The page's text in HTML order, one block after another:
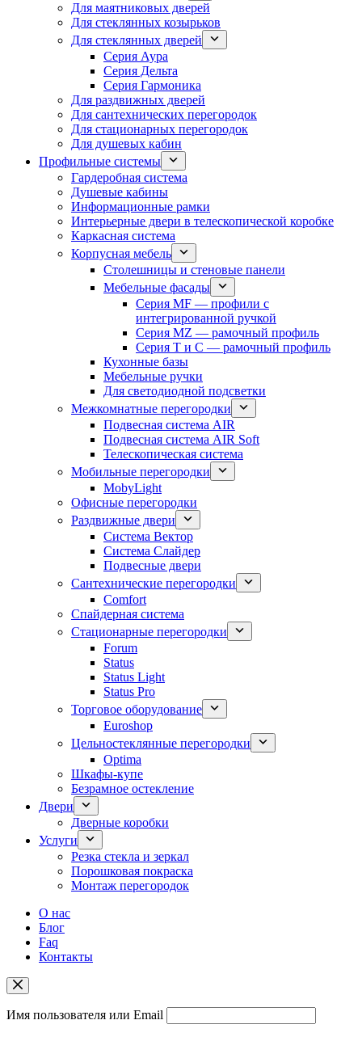
Для маятниковых дверей
Для стеклянных козырьков
Для стеклянных дверей
Серия Аура
Серия Дельта
Серия Гармоника
Для раздвижных дверей
Для сантехнических перегородок
Для стационарных перегородок
Для душевых кабин
Профильные системы
Гардеробная система
Душевые кабины
Информационные рамки
Интерьерные двери в телескопической коробке
Каркасная система
Корпусная мебель
Столешницы и стеновые панели
Мебельные фасады
Серия MF — профили с
интегрированной ручкой
Серия MZ — рамочный профиль
Серия T и C — рамочный профиль
Кухонные базы
Мебельные ручки
Для светодиодной подсветки
Межкомнатные перегородки
Подвесная система AIR
Подвесная система AIR Soft
Телескопическая система
Мобильные перегородки
MobyLight
Офисные перегородки
Раздвижные двери
Система Вектор
Система Слайдер
Подвесные двери
Сантехнические перегородки
Comfort
Спайдерная система
Стационарные перегородки
Forum
Status
Status Light
Status Pro
Торговое оборудование
Euroshop
Цельностеклянные перегородки
Optima
Шкафы-купе
Безрамное остекление
Двери
Дверные коробки
Услуги
Резка стекла и зеркал
Порошковая покраска
Монтаж перегородок
О нас
Блог
Faq
Контакты
Имя пользователя или Email